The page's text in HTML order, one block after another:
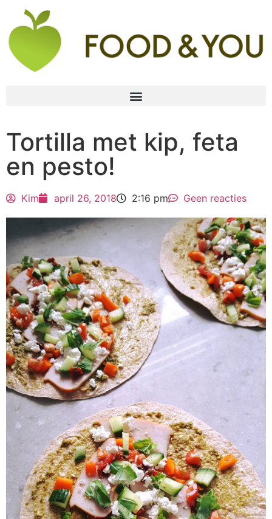
Tortilla met kip, feta
en pesto!
Kim april 26, 2018 2:16 pm Geen reacties